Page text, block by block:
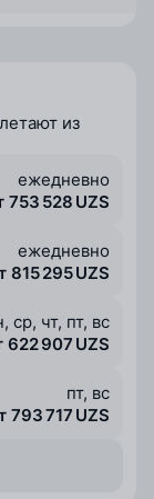
из
ежедневно
753 528 UZS
ежедневно
815 295 UZS
ср, чт, пт, вс
622 907 UZS
пт, вс
793 717 UZS